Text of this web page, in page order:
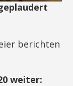
berichten
weiter: